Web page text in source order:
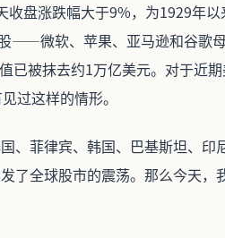
盘涨跌幅大于9%，为1929年
——微软、苹果、亚马逊和谷歌
被抹去约1万亿美元。对于近
这样的情形。
菲律宾、韩国、巴基斯坦、印
全球股市的震荡。那么今天，